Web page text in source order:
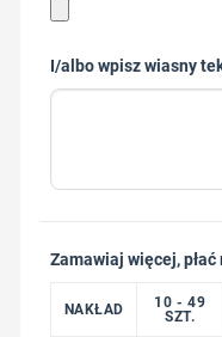
I/albo wpisz wiasny
Zamawiaj więcej, płać
NAKŁAD
10 - 49
SZT.